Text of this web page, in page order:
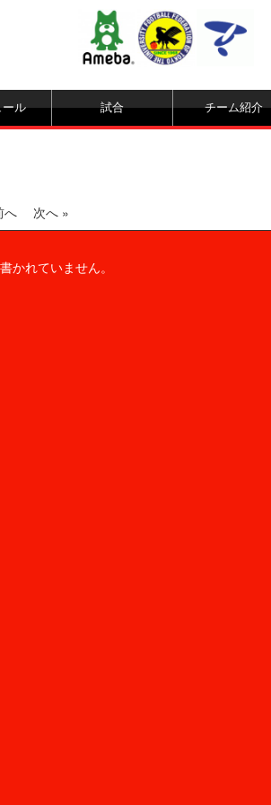
ール 試合 チーム紹介
へ 次へ »
かれていません。